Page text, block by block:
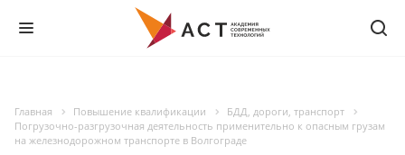
Главная Повышение квалификации
БДД, дороги, транспорт
Погрузочно-разгрузочная деятельность применительно к опасным грузам
на железнодорожном транспорте в Волгограде